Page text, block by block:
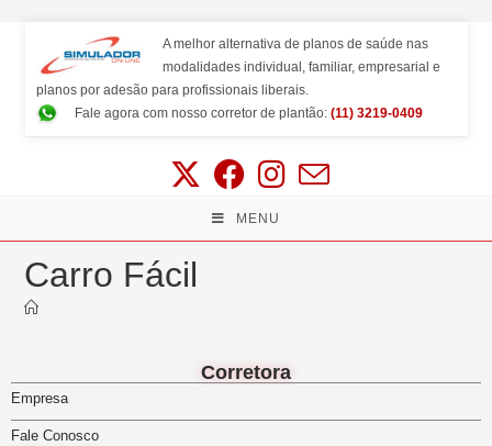
A melhor alternativa de planos de saúde nas
modalidades individual, familiar, empresarial e
planos por adesão para profissionais liberais.
Fale agora com nosso corretor de plantão: (11) 3219-0409
MENU
Carro Fácil
Corretora
Empresa
Fale Conosco